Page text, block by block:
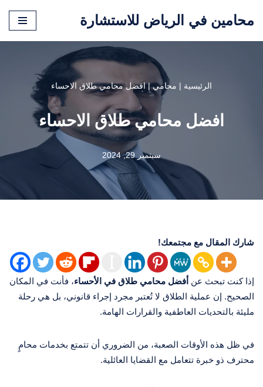
محامين في الرياض للاستشارة
الرئيسية | محامي|افضل محامي طلاق الاحساء
افضل محامي طلاق الاحساء
سبتمبر 29, 2024
شارك المقال مع مجتمعك!
إذا كنت تبحث عن أفضل محامي طلاق في الأحساء، فأنت في المكان
الصحيح. إن عملية الطلاق لا تُعتبر مجرد إجراء قانوني، بل هي رحلة
مليئة بالتحديات العاطفية والقرارات الهامة.
في ظل هذه الأوقات الصعبة، من الضروري أن تتمتع بخدمات محامٍ
محترف ذو خبرة تتعامل مع القضايا العائلية.